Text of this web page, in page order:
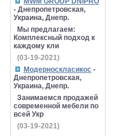
- Днепропетровская,
Украина, Днепр.
Мы предлагаем:
Комплексный подход к
каждому кли
(03-19-2021)
Модерноскласикос -
Днепропетровская,
Украина, Днепр.
Занимаемся продажей
современной мебели по
всей Укр
(03-19-2021)